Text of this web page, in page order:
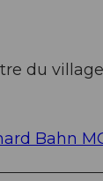
du
Bahn